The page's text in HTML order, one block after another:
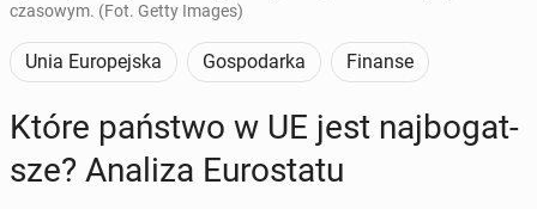
czasowym. (Fot. Getty Images)
Unia Europejska Gospodarka Finanse
Które państwo w UE jest naj­bo­gat­
sze? Analiza Eu­ro­sta­tu